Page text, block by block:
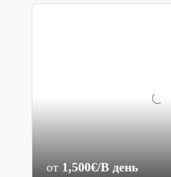
от 1,500€/В день